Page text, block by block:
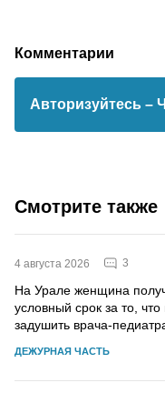
Комментарии
Авторизуйтесь –
Смотрите также
4 августа 2026 3
На Урале женщина
условный срок за то,
задушить врача-
ДЕЖУРНАЯ ЧАСТЬ